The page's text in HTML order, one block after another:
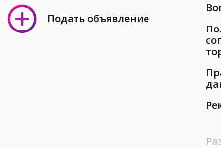
Подать объявление